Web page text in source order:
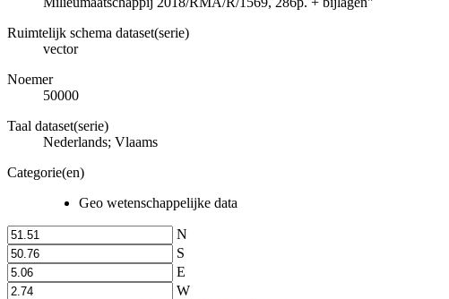
Ruimtelijk schema dataset(serie)
vector
Noemer
50000
Taal dataset(serie)
Nederlands; Vlaams
Categorie(en)
Geo wetenschappelijke data
N
S
E
W